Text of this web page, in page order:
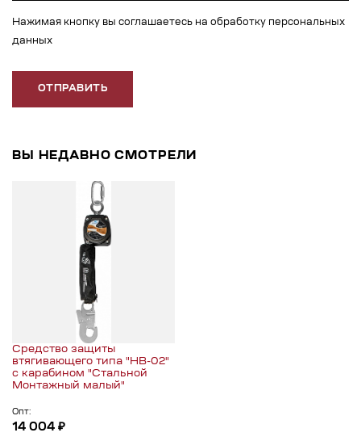
Нажимая кнопку вы соглашаетесь на обработку персональных
данных
ОТПРАВИТЬ
ВЫ НЕДАВНО СМОТРЕЛИ
Средство защиты
втягивающего типа "НВ-02"
с карабином "Стальной
Монтажный малый"
Опт:
14 004 ₽